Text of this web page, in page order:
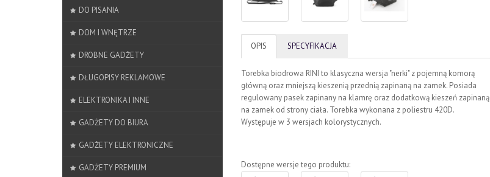
DO PISANIA
DOM I WNĘTRZE
DROBNE GADŻETY
DŁUGOPISY REKLAMOWE
ELEKTRONIKA I INNE
GADŻETY DO BIURA
GADŻETY ELEKTRONICZNE
GADŻETY PREMIUM
OPIS SPECYFIKACJA
Torebka biodrowa RINI to klasyczna wersja "nerki" z pojemną komorą
główną oraz mniejszą kieszenią przednią zapinaną na zamek. Posiada
regulowany pasek zapinany na klamrę oraz dodatkową kieszeń zapinaną
na zamek od strony ciała. Torebka wykonana z poliestru 420D.
Występuje w 3 wersjach kolorystycznych.
Dostępne wersje tego produktu: